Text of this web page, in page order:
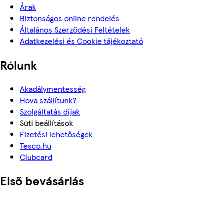
Árak
Biztonságos online rendelés
Általános Szerződési Feltételek
Adatkezelési és Cookie tájékoztató
Rólunk
Akadálymentesség
Hova szállítunk?
Szolgáltatás díjak
Süti beállítások
Fizetési lehetőségek
Tesco.hu
Clubcard
Első bevásárlás